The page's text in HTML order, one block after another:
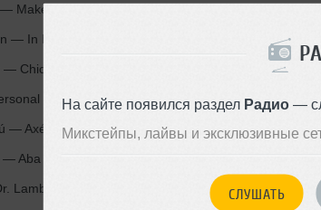
На сайте появился раздел Радио—
Микстейпы, лайвы и эксклюзивные
СЛУШАТЬ
— Make Me Alive (Moe Turk Remix)
— In Hell [Bentley Grey Nu Disco Remix]
— Chicago Rain (Original Mix)
Stereo (Alceen Day Mix)
— Axé Acappella (Igor Highway Remix)
— Aba (Extended Mix)
Lamb — Transatlantical (Original Mix)